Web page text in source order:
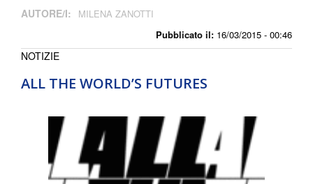
Pubblicato il: 16/03/2015 - 00:46
AUTORE/I: MILENA ZANOTTI
ALL THE WORLD’S FUTURES
NOTIZIE